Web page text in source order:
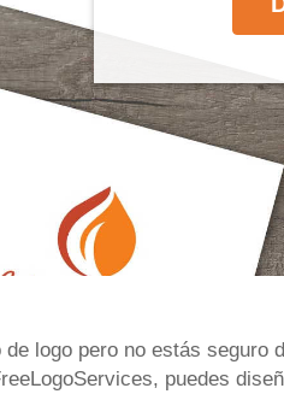
logo pero no estás
puedes